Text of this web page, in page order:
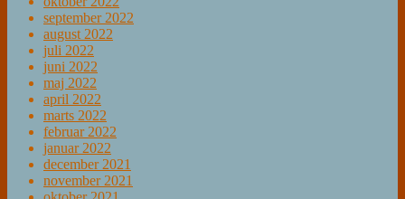
september 2022
august 2022
juli 2022
juni 2022
maj 2022
april 2022
marts 2022
februar 2022
januar 2022
december 2021
november 2021